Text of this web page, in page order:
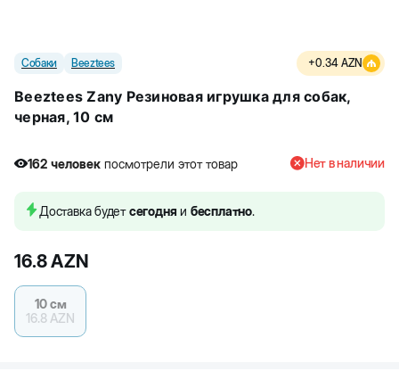
Собаки Beeztees +0.34 AZN
Beeztees Zany Резиновая игрушка для собак,
черная, 10 см
162 человек посмотрели этот товар Нет в наличии
Доставка будетсегодня и бесплатно.
16.8AZN
10 см
16.8 AZN